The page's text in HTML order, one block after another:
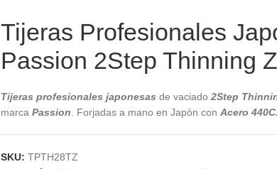
Tijeras Profesionales
Passion 2Step Thinning
Tijeras profesionales japonesas de vaciado 2Step
marca Passion . Forjadas a mano en Japón con Acero 440C.
SKU: TPTH28TZ